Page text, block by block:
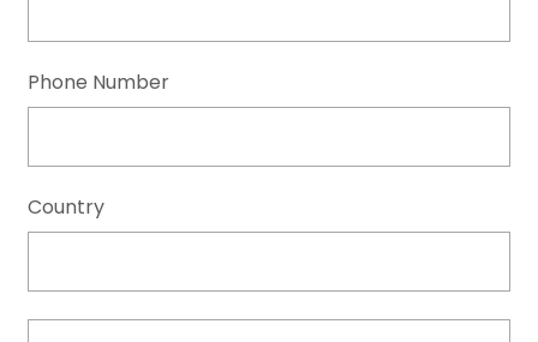
Phone Number
Country